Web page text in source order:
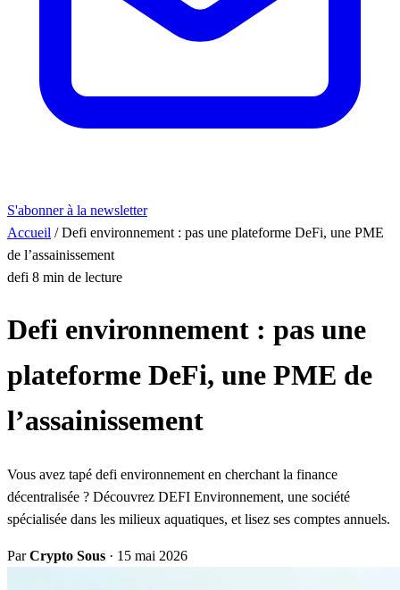
S'abonner à la newsletter
Accueil / Defi environnement : pas une plateforme DeFi, une PME
de l’assainissement
defi 8 min de lecture
Defi environnement : pas une
plateforme DeFi, une PME de
l’assainissement
Vous avez tapé defi environnement en cherchant la finance
décentralisée ? Découvrez DEFI Environnement, une société
spécialisée dans les milieux aquatiques, et lisez ses comptes annuels.
ParCrypto Sous · 15 mai 2026